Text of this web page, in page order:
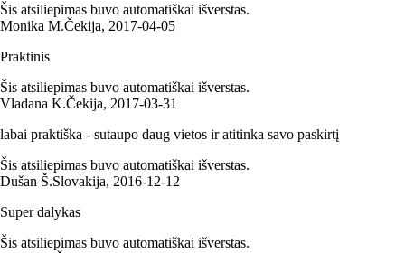
Šis atsiliepimas buvo automatiškai išverstas.
Monika M.Čekija, 2017‑04‑05
Praktinis
Šis atsiliepimas buvo automatiškai išverstas.
Vladana K.Čekija, 2017‑03‑31
labai praktiška - sutaupo daug vietos ir atitinka savo paskirtį
Šis atsiliepimas buvo automatiškai išverstas.
Dušan Š.Slovakija, 2016‑12‑12
Super dalykas
Šis atsiliepimas buvo automatiškai išverstas.